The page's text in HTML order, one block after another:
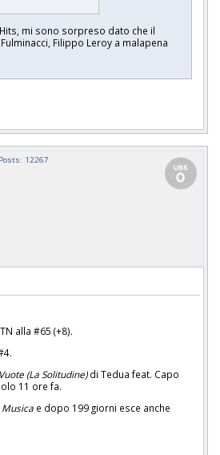
mi sono sorpreso dato che il
Filippo Leroy a malapena
Posts: 12267
alla #65 (+8).
(La Solitudine)di Tedua feat. Capo
11 ore fa.
Musica e dopo 199 giorni esce anche